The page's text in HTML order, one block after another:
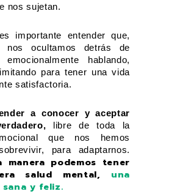
nos sujetan.
importante entender que,
nos ocultamos detrás de
hablando,
para tener una vida
satisfactoria.
a conocer y aceptar
libre de toda la
que nos hemos
para adaptarnos.
manera podemos tener
salud mental, una
y feliz.